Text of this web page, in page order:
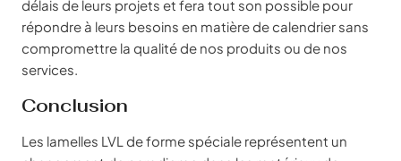
délais de leurs projets et fera tout son possible pour
répondre à leurs besoins en matière de calendrier sans
compromettre la qualité de nos produits ou de nos
services.
Conclusion
Les lamelles LVL de forme spéciale représentent un